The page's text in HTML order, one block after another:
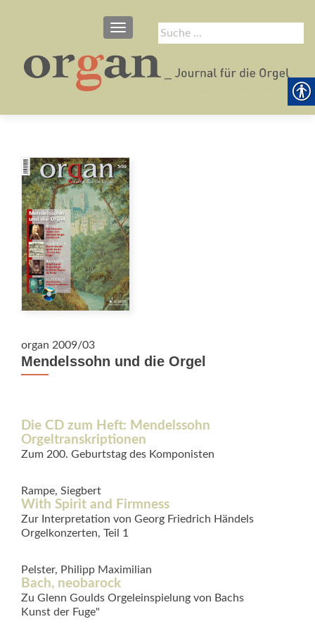
Suche
nach:
SCHALTE NAVIGATION
organ 2009/03
Mendelssohn und die Orgel
Die CD zum Heft: Mendelssohn 
Orgeltranskriptionen
Zum 200. Geburtstag des Komponisten
Rampe, Siegbert
With Spirit and Firmness
Zur Interpretation von Georg Friedrich Händels
Orgelkonzerten, Teil 1
Pelster, Philipp Maximilian
Bach, neobarock
Zu Glenn Goulds Orgeleinspielung von Bachs
Kunst der Fuge"